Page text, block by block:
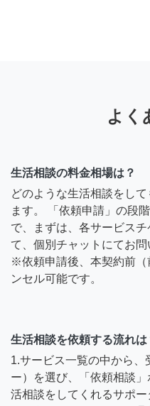
よく
生活相談の料金相場は？
どのような生活相談をし
ます。 「依頼申請」の段
で、まずは、各サービス
て、個別チャットにてお問
※依頼申請後、本契約前（
ンセル可能です。
生活相談を依頼する流れは
1.サービス一覧の中から、
ー）を選び、「依頼相談
活相談をしてくれるサポ